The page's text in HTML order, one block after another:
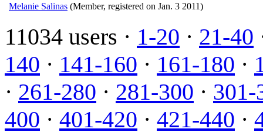
Melanie Salinas (Member, registered on Jan. 3 2011)
11034 users · 1-20 · 21-40
140 · 141-160 · 161-180 ·
· 261-280 · 281-300 · 301-
400 · 401-420 · 421-440 ·